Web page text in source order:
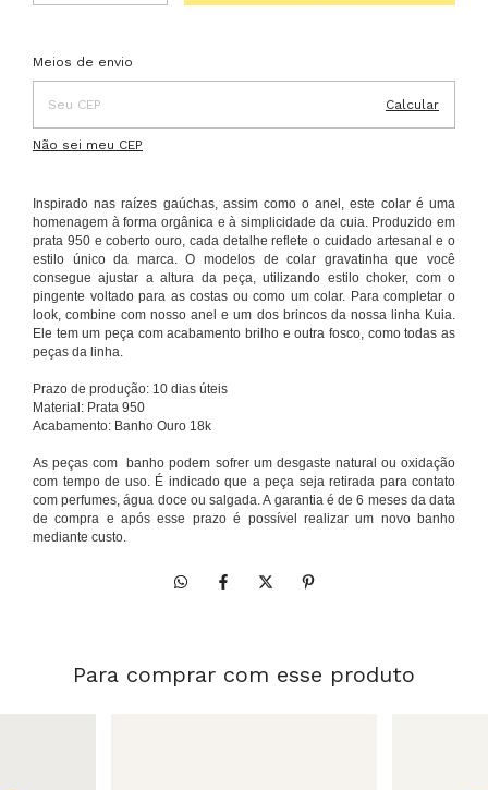
Entregas para o CEP:
Meios de envio
Calcular
Não sei meu CEP
Inspirado nas raízes gaúchas, assim como o anel, este colar é uma
homenagem à forma orgânica e à simplicidade da cuia. Produzido em
prata 950 e coberto ouro, cada detalhe reflete o cuidado artesanal e o
estilo único da marca. O modelos de colar gravatinha que você
consegue ajustar a altura da peça, utilizando estilo choker, com o
pingente voltado para as costas ou como um colar. Para completar o
look, combine com nosso anel e um dos brincos da nossa linha Kuia.
Ele tem um peça com acabamento brilho e outra fosco, como todas as
peças da linha.
Prazo de produção: 10 dias úteis
Material: Prata 950
Acabamento: Banho Ouro 18k
As peças com banho podem sofrer um desgaste natural ou oxidação
com tempo de uso. É indicado que a peça seja retirada para contato
com perfumes, água doce ou salgada. A garantia é de 6 meses da data
de compra e após esse prazo é possível realizar um novo banho
mediante custo.
Para comprar com esse produto